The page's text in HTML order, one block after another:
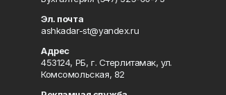
Эл. почта
ashkadar-st@yandex.ru
Адрес
453124, РБ, г. Стерлитамак, ул.
Комсомольская, 82